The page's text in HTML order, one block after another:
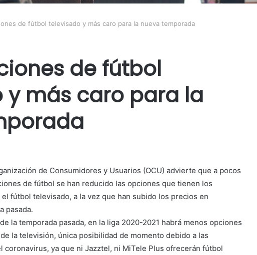
de fútbol televisado y más caro para la nueva temporada
de fútbol
y más caro para la
de Consumidores y Usuarios (OCU) advierte que a pocos
de fútbol se han reducido las opciones que tienen los
fútbol televisado, a la vez que han subido los precios en
pasada.
la temporada pasada, en la liga 2020-2021 habrá menos opciones
la televisión, única posibilidad de momento debido a las
coronavirus, ya que ni Jazztel, ni MiTele Plus ofrecerán fútbol